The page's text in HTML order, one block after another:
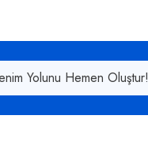
Yolunu Hemen Oluştur!